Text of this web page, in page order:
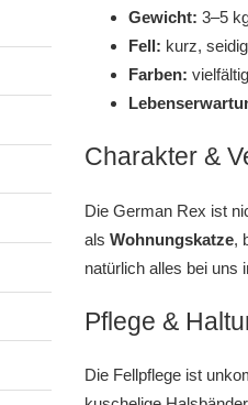
Gewicht: 3–5
Fell: kurz,
Farben:
Charakter &
Die German Rex ist
als Wohnungskatze,
natürlich alles bei uns
Pflege &
Die Fellpflege ist